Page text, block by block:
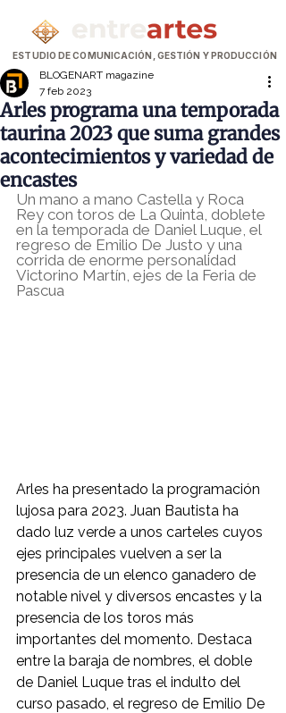
ESTUDIO DE COMUNICACIÓN, GESTIÓN Y PRODUCCIÓN
Arles programa una temporada
taurina 2023 que suma grandes
acontecimientos y variedad de
encastes
BLOGENART magazine
7 feb 2023
Un mano a mano Castella y Roca
Rey con toros de La Quinta, doblete
en la temporada de Daniel Luque, el
regreso de Emilio De Justo y una
corrida de enorme personalidad
Victorino Martín, ejes de la Feria de
Pascua
Arles ha presentado la programación
lujosa para 2023. Juan Bautista ha
dado luz verde a unos carteles cuyos
ejes principales vuelven a ser la
presencia de un elenco ganadero de
notable nivel y diversos encastes y la
presencia de los toros más
importantes del momento. Destaca
entre la baraja de nombres, el doble
de Daniel Luque tras el indulto del
curso pasado, el regreso de Emilio De